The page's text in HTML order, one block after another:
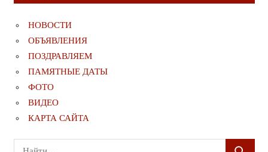
НОВОСТИ
ОБЪЯВЛЕНИЯ
ПОЗДРАВЛЯЕМ
ПАМЯТНЫЕ ДАТЫ
ФОТО
ВИДЕО
КАРТА САЙТА
Поиск